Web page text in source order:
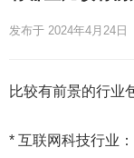
发布于 2024年4月24日
比较有前景的行业
* 互联网科技行业